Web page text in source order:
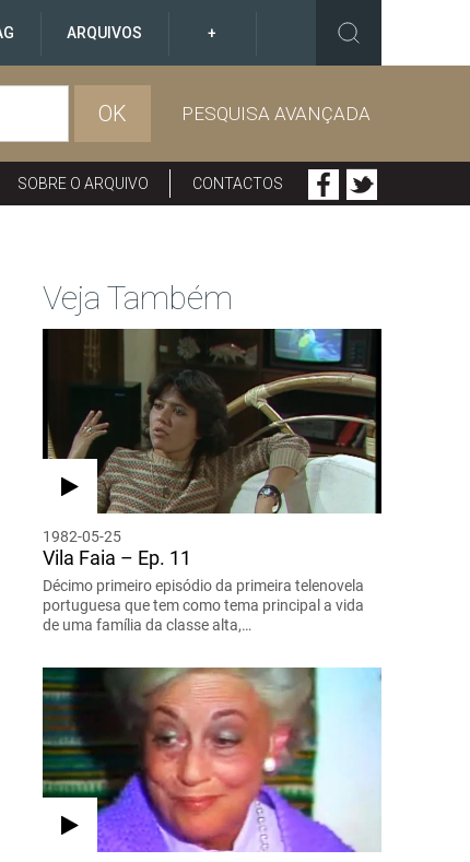
ARQUIVOS +
OK PESQUISA AVANÇADA
SOBRE O ARQUIVO CONTACTOS
Veja Também
1982-05-25
Vila Faia – Ep. 11
Décimo primeiro episódio da primeira telenovela
portuguesa que tem como tema principal a vida
de uma família da classe alta,…